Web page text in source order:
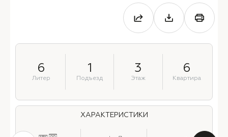
6
Литер
1
Подъезд
3
Этаж
6
Квартира
ХАРАКТЕРИСТИКИ